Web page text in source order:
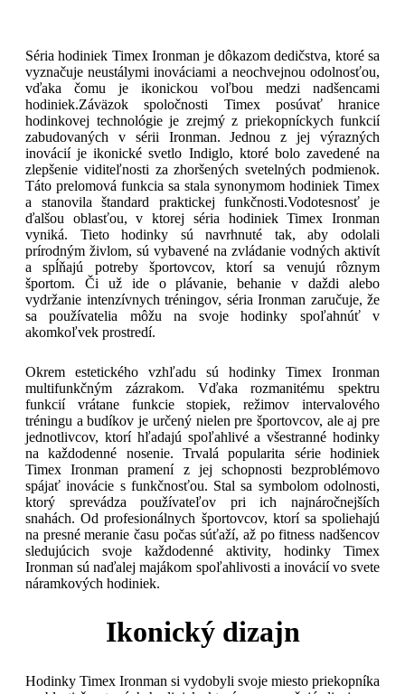
Séria hodiniek Timex Ironman je dôkazom dedičstva, ktoré sa
vyznačuje neustálymi inováciami a neochvejnou odolnosťou,
vďaka čomu je ikonickou voľbou medzi nadšencami
hodiniek.Záväzok spoločnosti Timex posúvať hranice
hodinkovej technológie je zrejmý z priekopníckych funkcií
zabudovaných v sérii Ironman. Jednou z jej výrazných
inovácií je ikonické svetlo Indiglo, ktoré bolo zavedené na
zlepšenie viditeľnosti za zhoršených svetelných podmienok.
Táto prelomová funkcia sa stala synonymom hodiniek Timex
a stanovila štandard praktickej funkčnosti.Vodotesnosť je
ďalšou oblasťou, v ktorej séria hodiniek Timex Ironman
vyniká. Tieto hodinky sú navrhnuté tak, aby odolali
prírodným živlom, sú vybavené na zvládanie vodných aktivít
a spĺňajú potreby športovcov, ktorí sa venujú rôznym
športom. Či už ide o plávanie, behanie v daždi alebo
vydržanie intenzívnych tréningov, séria Ironman zaručuje, že
sa používatelia môžu na svoje hodinky spoľahnúť v
akomkoľvek prostredí.
Okrem estetického vzhľadu sú hodinky Timex Ironman
multifunkčným zázrakom. Vďaka rozmanitému spektru
funkcií vrátane funkcie stopiek, režimov intervalového
tréningu a budíkov je určený nielen pre športovcov, ale aj pre
jednotlivcov, ktorí hľadajú spoľahlivé a všestranné hodinky
na každodenné nosenie. Trvalá popularita série hodiniek
Timex Ironman pramení z jej schopnosti bezproblémovo
spájať inovácie s funkčnosťou. Stal sa symbolom odolnosti,
ktorý sprevádza používateľov pri ich najnáročnejších
snahách. Od profesionálnych športovcov, ktorí sa spoliehajú
na presné meranie času počas súťaží, až po fitness nadšencov
sledujúcich svoje každodenné aktivity, hodinky Timex
Ironman sú naďalej majákom spoľahlivosti a inovácií vo svete
náramkových hodiniek.
Ikonický dizajn
Hodinky Timex Ironman si vydobyli svoje miesto priekopníka